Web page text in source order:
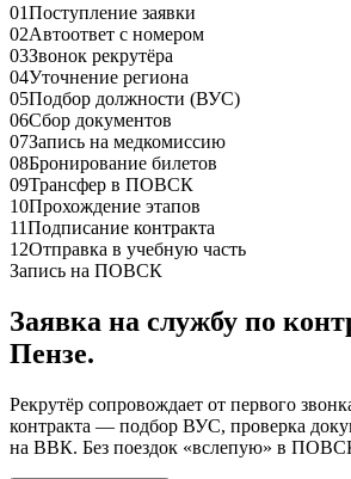
01Поступление заявки
02Автоответ с номером
03Звонок рекрутёра
04Уточнение региона
05Подбор должности (ВУС)
06Сбор документов
07Запись на медкомиссию
08Бронирование билетов
09Трансфер в ПОВСК
10Прохождение этапов
11Подписание контракта
12Отправка в учебную часть
Запись на ПОВСК
Заявка на службу по
Пензе.
Рекрутёр сопровождает от первого
контракта — подбор ВУС, проверка
на ВВК. Без поездок «вслепую» в